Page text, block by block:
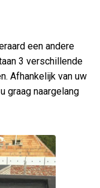
een andere
3 verschillende
Afhankelijk van uw
graag naargelang